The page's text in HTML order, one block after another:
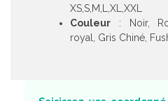
XS,S,M,L,XL,XXL
Couleur : Noir,
royal, Gris Chiné,